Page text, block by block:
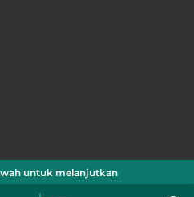
untuk melanjutkan